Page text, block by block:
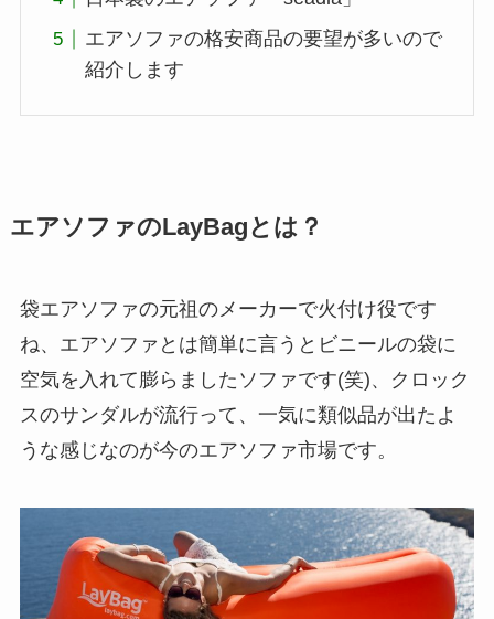
エアソファの格安商品の要望が多いので
紹介します
エアソファのLayBagとは？
袋エアソファの元祖のメーカーで火付け役です
ね、エアソファとは簡単に言うとビニールの袋に
空気を入れて膨らましたソファです(笑)、クロック
スのサンダルが流行って、一気に類似品が出たよ
うな感じなのが今のエアソファ市場です。